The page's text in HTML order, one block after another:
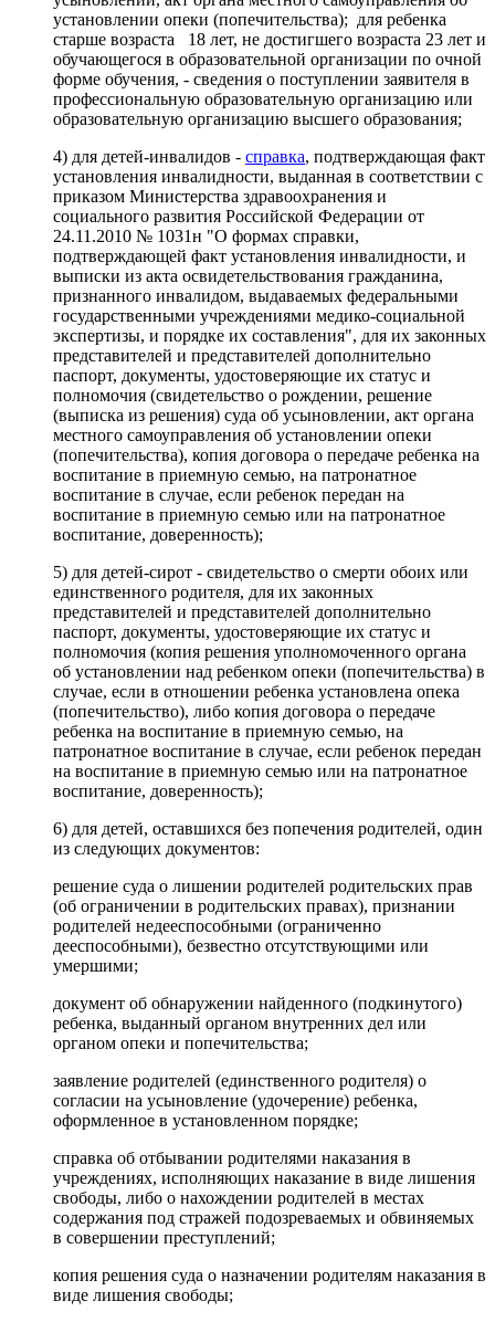
установлении опеки (попечительства); для ребенка
старше возраста 18 лет, не достигшего возраста 23 лет и
обучающегося в образовательной организации по очной
форме обучения, - сведения о поступлении заявителя в
профессиональную образовательную организацию или
образовательную организацию высшего образования;
4) для детей-инвалидов - справка, подтверждающая факт
установления инвалидности, выданная в соответствии с
приказом Министерства здравоохранения и
социального развития Российской Федерации от
24.11.2010 № 1031н "О формах справки,
подтверждающей факт установления инвалидности, и
выписки из акта освидетельствования гражданина,
признанного инвалидом, выдаваемых федеральными
государственными учреждениями медико-социальной
экспертизы, и порядке их составления", для их законных
представителей и представителей дополнительно
паспорт, документы, удостоверяющие их статус и
полномочия (свидетельство о рождении, решение
(выписка из решения) суда об усыновлении, акт органа
местного самоуправления об установлении опеки
(попечительства), копия договора о передаче ребенка на
воспитание в приемную семью, на патронатное
воспитание в случае, если ребенок передан на
воспитание в приемную семью или на патронатное
воспитание, доверенность);
5) для детей-сирот - свидетельство о смерти обоих или
единственного родителя, для их законных
представителей и представителей дополнительно
паспорт, документы, удостоверяющие их статус и
полномочия (копия решения уполномоченного органа
об установлении над ребенком опеки (попечительства) в
случае, если в отношении ребенка установлена опека
(попечительство), либо копия договора о передаче
ребенка на воспитание в приемную семью, на
патронатное воспитание в случае, если ребенок передан
на воспитание в приемную семью или на патронатное
воспитание, доверенность);
6) для детей, оставшихся без попечения родителей, один
из следующих документов:
решение суда о лишении родителей родительских прав
(об ограничении в родительских правах), признании
родителей недееспособными (ограниченно
дееспособными), безвестно отсутствующими или
умершими;
документ об обнаружении найденного (подкинутого)
ребенка, выданный органом внутренних дел или
органом опеки и попечительства;
заявление родителей (единственного родителя) о
согласии на усыновление (удочерение) ребенка,
оформленное в установленном порядке;
справка об отбывании родителями наказания в
учреждениях, исполняющих наказание в виде лишения
свободы, либо о нахождении родителей в местах
содержания под стражей подозреваемых и обвиняемых
в совершении преступлений;
копия решения суда о назначении родителям наказания в
виде лишения свободы;